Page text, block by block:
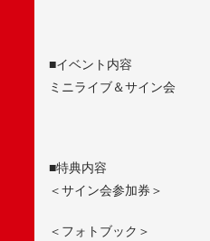
■イベント内容
ミニライブ＆サイン会
■特典内容
＜サイン会参加券＞
＜フォトブック＞